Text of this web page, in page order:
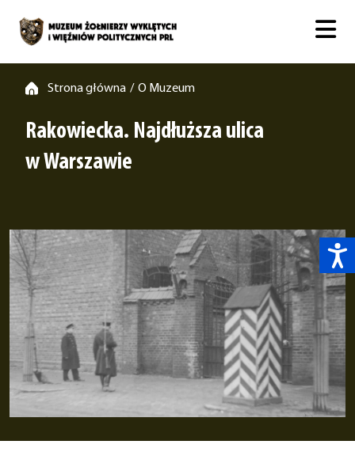
Strona główna / O Muzeum
Rakowiecka. Najdłuższa ulica
w Warszawie